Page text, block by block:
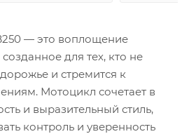
— это воплощение
для тех, кто не
и стремится к
Мотоцикл сочетает в
и выразительный стиль,
контроль и уверенность